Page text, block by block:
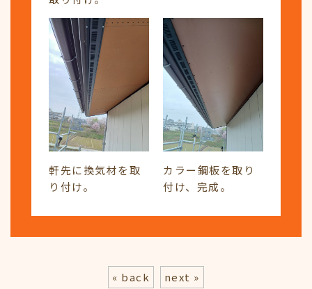
軒先に換気材を取
り付け。
カラー鋼板を取り
付け、完成。
« back next »